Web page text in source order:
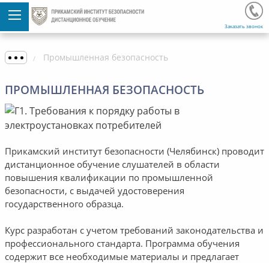
Заказать звонок
Промышленная безопасность
ПРОМЫШЛЕННАЯ БЕЗОПАСНОСТЬ
Прикамский институт безопасности (Челябинск) проводит
дистанционное обучение слушателей в области
повышения квалификации по промышленной
безопасности, с выдачей удостоверения
государственного образца.
Курс разработан с учетом требований законодательства и
профессионального стандарта. Программа обучения
содержит все необходимые материалы и предлагает